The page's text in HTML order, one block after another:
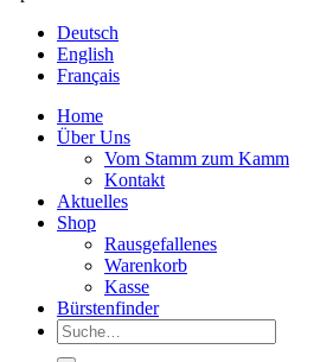
Deutsch
English
Français
Home
Über Uns
Vom Stamm zum Kamm
Kontakt
Aktuelles
Shop
Rausgefallenes
Warenkorb
Kasse
Bürstenfinder
Suche
nach: